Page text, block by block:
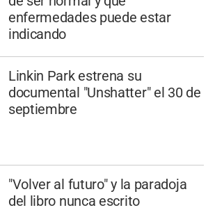
enfermedades puede estar
indicando
Linkin Park estrena su
documental "Unshatter" el 30 de
septiembre
"Volver al futuro" y la paradoja
del libro nunca escrito